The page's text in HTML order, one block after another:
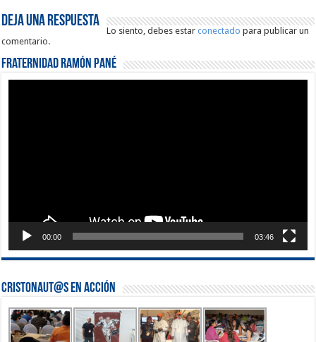
Deja una respuesta
Lo siento, debes estarconectado para publicar un
comentario.
Fraternidad Ramón Pané
00:00 03:46
Cristonaut@s en Acción